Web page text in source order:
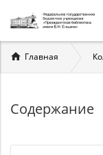
Вы
здесь
Главная
Содержание